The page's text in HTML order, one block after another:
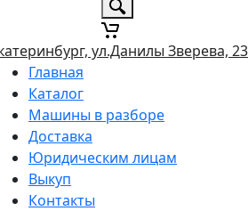
ул.Данилы Зверева, 23
Главная
Каталог
Машины в разборе
Доставка
Юридическим лицам
Выкуп
Контакты